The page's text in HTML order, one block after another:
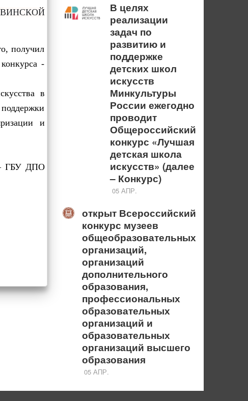
получил
-
в
и
– ГБУ ДПО
В целях
реализации
задач по
развитию и
поддержке
детских школ
искусств
Минкультуры
России ежегодно
проводит
Общероссийский
конкурс «Лучшая
детская школа
искусств» (далее
– Конкурс)
05 АПР.
открыт Всероссийский
конкурс музеев
общеобразовательных
организаций,
организаций
дополнительного
образования,
профессиональных
образовательных
организаций и
образовательных
организаций высшего
образования
05 АПР.